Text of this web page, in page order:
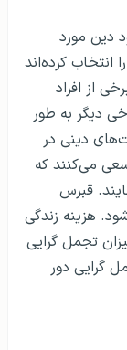
دین مورد
کرده‌اند
از افراد
دیگر به طور
دینی در
می‌کنند که
قبرس
هزینه زندگی
تجمل گرایی
گرایی دور